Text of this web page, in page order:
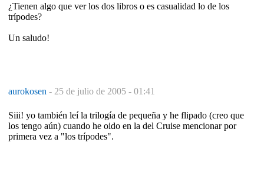
¿Tienen algo que ver los dos libros o es casualidad lo de los
trípodes?
Un saludo!
aurokosen - 25 de julio de 2005 - 01:41
Siii! yo también leí la trilogía de pequeña y he flipado (creo que
los tengo aún) cuando he oido en la del Cruise mencionar por
primera vez a "los trípodes".